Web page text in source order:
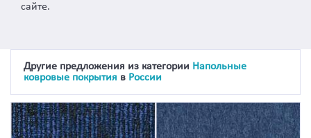
сайте.
Другие предложения из категории Напольные
ковровые покрытия в России